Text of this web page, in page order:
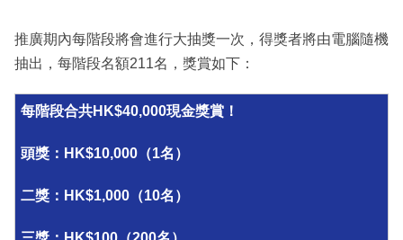
推廣期內每階段將會進行大抽獎⼀次，得獎者將由電腦隨機
抽出，每階段名額211名，獎賞如下：
每階段合共HK$40,000現金獎賞！
頭獎：HK$10,000（1名）
二獎：HK$1,000（10名）